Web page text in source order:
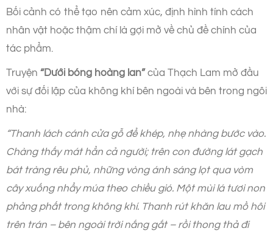
Bối cảnh có thể tạo nên cảm xúc, định hình tính cách
nhân vật hoặc thậm chí là gợi mở về chủ đề chính của
tác phẩm.
Truyện “Dưới bóng hoàng lan”của Thạch Lam mở đầu
với sự đối lập của không khí bên ngoài và bên trong ngôi
nhà:
“Thanh lách cánh cửa gỗ để khép, nhẹ nhàng bước vào.
Chàng thấy mát hẳn cả người; trên con đường lát gạch
bát tràng rêu phủ, những vòng ánh sáng lọt qua vòm
cây xuống nhẩy múa theo chiều gió. Một mùi lá tươi non
phảng phất trong không khí. Thanh rút khăn lau mồ hôi
trên trán – bên ngoài trời nắng gắt – rồi thong thả đi